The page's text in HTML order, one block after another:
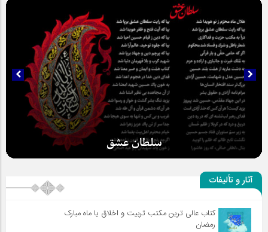
سلطان عشق
آثار و تألیفات
کتاب عالی ترین مکتب تربیت و اخلاق یا ماه مبارک
رمضان